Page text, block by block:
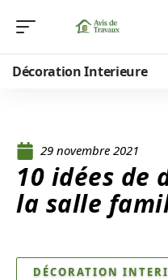
Décoration Interieure
29 novembre 2021
10 idées de
la salle
DÉCORATION